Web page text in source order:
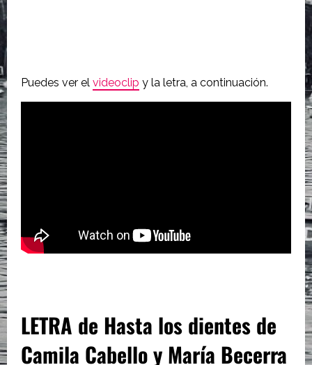
Puedes ver el videoclip y la letra, a continuación.
LETRA de Hasta los dientes de
Camila Cabello y María Becerra